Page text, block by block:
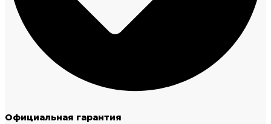
Официальная гарантия